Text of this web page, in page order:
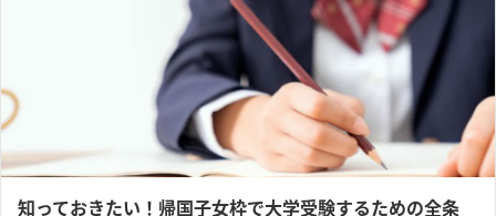
知っておきたい！帰国子女枠で大学受験するための全条